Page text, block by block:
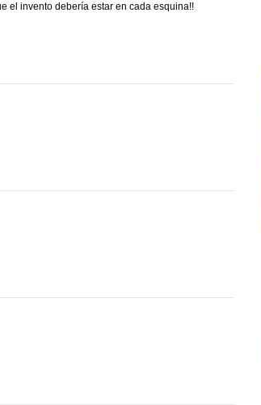
el invento debería estar en cada esquina!!